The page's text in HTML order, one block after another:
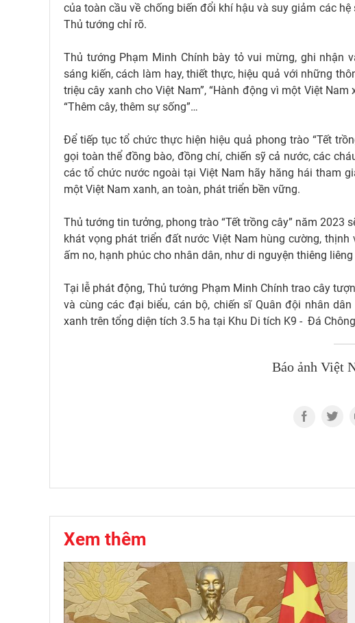
của toàn cầu về chống biến đổi khí hậu và suy giảm các
Thủ tướng chỉ rõ.
Thủ tướng Phạm Minh Chính bày tỏ vui mừng, ghi nhận
sáng kiến, cách làm hay, thiết thực, hiệu quả với những
triệu cây xanh cho Việt Nam”, “Hành động vì một Việt Nam
“Thêm cây, thêm sự sống”…
Để tiếp tục tổ chức thực hiện hiệu quả phong trào “Tết
gọi toàn thể đồng bào, đồng chí, chiến sỹ cả nước, các
các tổ chức nước ngoài tại Việt Nam hãy hăng hái tham
một Việt Nam xanh, an toàn, phát triển bền vững.
Thủ tướng tin tưởng, phong trào “Tết trồng cây” năm
khát vọng phát triển đất nước Việt Nam hùng cường,
ấm no, hạnh phúc cho nhân dân, như di nguyện thiêng liêng
Tại lễ phát động, Thủ tướng Phạm Minh Chính trao cây
và cùng các đại biểu, cán bộ, chiến sĩ Quân đội nhân
xanh trên tổng diện tích 3.5 ha tại Khu Di tích K9 - Đá
Báo ảnh Việt
Xem thêm